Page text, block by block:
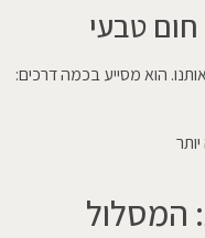
חום טבעי
הוא מסייע בכמה דרכים:
המסלול